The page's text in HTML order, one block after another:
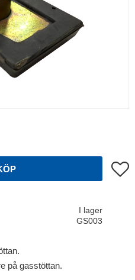
Lägg
I lager
GS003
på gasstöttan.